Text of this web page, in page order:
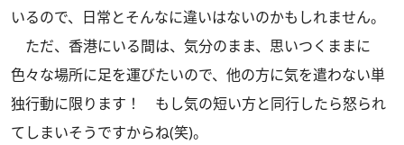
いるので、日常とそんなに違いはないのかもしれません。
ただ、香港にいる間は、気分のまま、思いつくままに
色々な場所に足を運びたいので、他の方に気を遣わない単
独行動に限ります！ もし気の短い方と同行したら怒られ
てしまいそうですからね(笑)。